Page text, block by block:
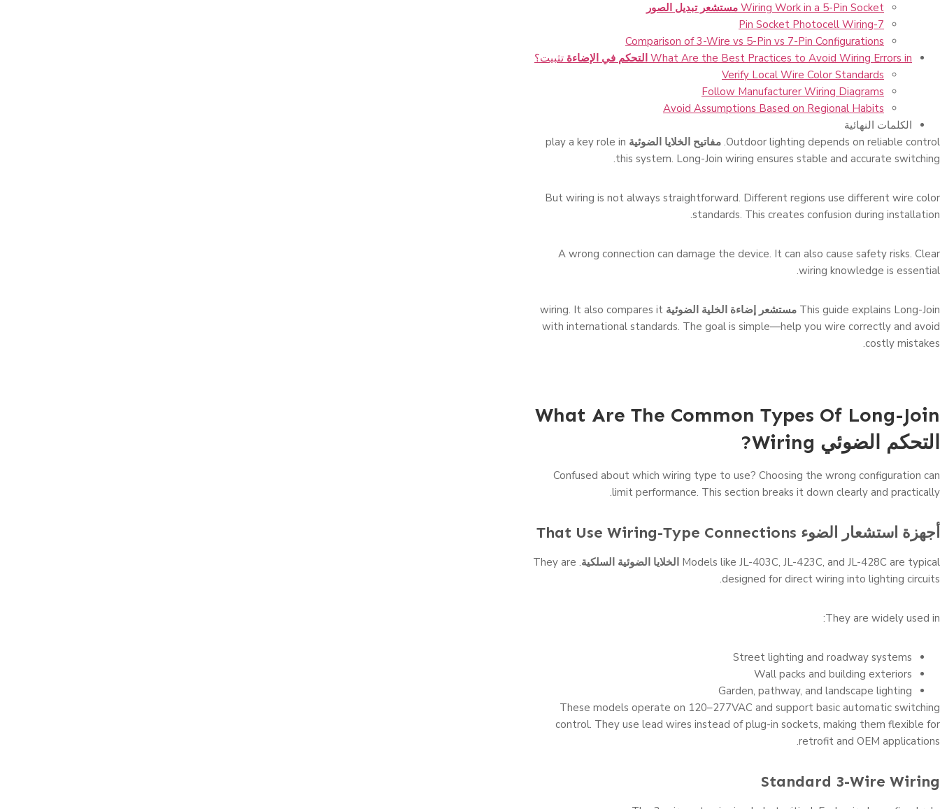
Wiring Work in a 5-Pin Socket مستشعر تبديل الصور
7-Pin Socket Photocell Wiring
Comparison of 3-Wire vs 5-Pin vs 7-Pin Configurations
What Are the Best Practices to Avoid Wiring Errors in التحكم في الإضاءة تثبيت؟
Verify Local Wire Color Standards
Follow Manufacturer Wiring Diagrams
Avoid Assumptions Based on Regional Habits
الكلمات النهائية
Outdoor lighting depends on reliable control. مفاتيح الخلايا الضوئية play a key role in
this system. Long-Join wiring ensures stable and accurate switching.
But wiring is not always straightforward. Different regions use different wire color
standards. This creates confusion during installation.
A wrong connection can damage the device. It can also cause safety risks. Clear
wiring knowledge is essential.
This guide explains Long-Join مستشعر إضاءة الخلية الضوئية wiring. It also compares it
with international standards. The goal is simple—help you wire correctly and avoid
costly mistakes.
What Are The Common Types Of Long-Join
التحكم الضوئي Wiring?
Confused about which wiring type to use? Choosing the wrong configuration can
limit performance. This section breaks it down clearly and practically.
أجهزة استشعار الضوء
Models like JL-403C, JL-423C, and JL-428C are typical الخلايا الضوئية السلكية . They are
designed for direct wiring into lighting circuits.
They are widely used in:
Street lighting and roadway systems
Wall packs and building exteriors
Garden, pathway, and landscape lighting
These models operate on 120–277VAC and support basic automatic switching
control. They use lead wires instead of plug-in sockets, making them flexible for
retrofit and OEM applications.
Standard 3-Wire Wiring